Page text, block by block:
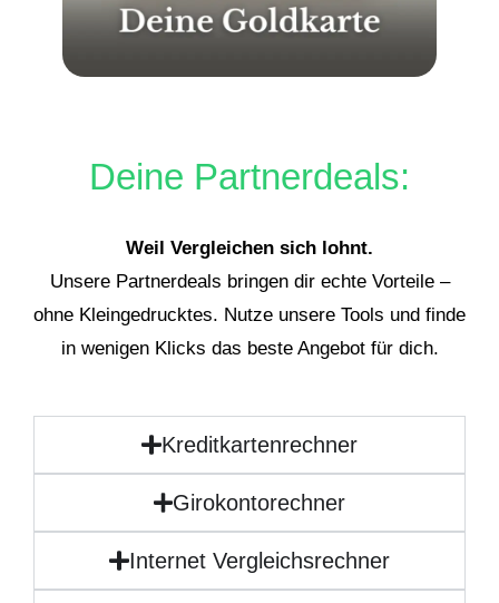
Deine Partnerdeals:
Weil Vergleichen sich lohnt.
Unsere Partnerdeals bringen dir echte Vorteile –
ohne Kleingedrucktes. Nutze unsere Tools und finde
in wenigen Klicks das beste Angebot für dich.
Kreditkartenrechner
Girokontorechner
Internet Vergleichsrechner